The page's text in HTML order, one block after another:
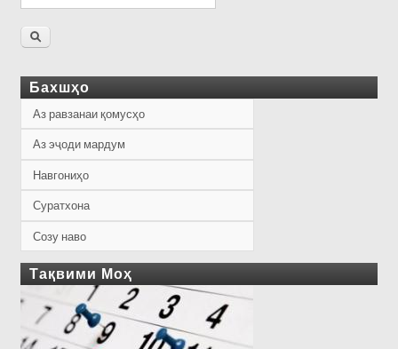
Бахшҳо
Аз равзанаи қомусҳо
Аз эҷоди мардум
Навгониҳо
Суратхона
Созу наво
Тақвими Моҳ